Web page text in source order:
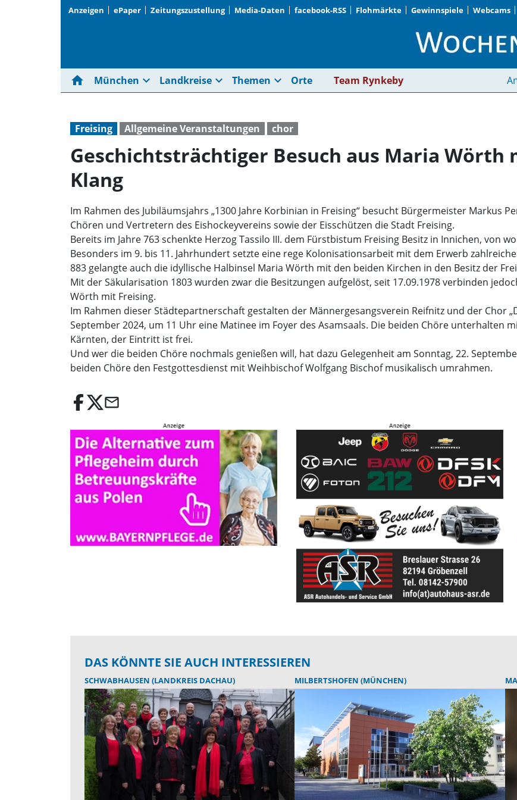
Anzeigen ePaper Zeitungszustellung Media-Daten facebook-RSS Flohmärkte Gewinnspiele Webcams
home München expand_more Landkreise expand_more Themen expand_more Orte Team Rynkeby
Freising Allgemeine Veranstaltungen chor
Geschichtsträchtiger Besuch aus Maria Wörth
Klang
Im Rahmen des Jubiläumsjahrs „1300 Jahre Korbinian in Freising“ besucht Bürgermeister Markus
Chören und Vertretern des Eishockeyvereins sowie der Eisschützen die Stadt Freising.
Bereits im Jahre 763 schenkte Herzog Tassilo III. dem Fürstbistum Freising Besitz in Innichen, von
Besonders im 9. bis 11. Jahrhundert setzte eine rege Kolonisationsarbeit mit dem Erwerb
883 gelangte auch die idyllische Halbinsel Maria Wörth mit den beiden Kirchen in den Besitz der
Mit der Säkularisation 1803 wurden zwar die Besitzungen aufgelöst, seit 17.09.1978 verbinden
Wörth mit Freising.
Im Rahmen dieser Städtepartnerschaft gestalten der Männergesangsverein Reifnitz und der Chor
September 2024, um 11 Uhr eine Matinee im Foyer des Asamsaals. Die beiden Chöre unterhalten
Kärnten, der Eintritt ist frei.
Und wer die beiden Chöre nochmals genießen will, hat dazu Gelegenheit am Sonntag, 22.
beiden Chöre den Festgottesdienst mit Weihbischof Wolfgang Bischof musikalisch umrahmen.
email
DAS KÖNNTE SIE AUCH INTERESSIEREN
SCHWABHAUSEN (LANDKREIS DACHAU) MILBERTSHOFEN (MÜNCHEN)